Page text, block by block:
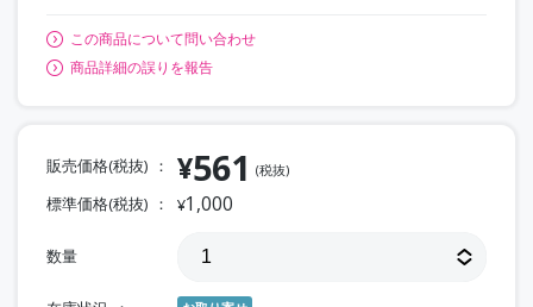
この商品について問い合わせ
商品詳細の誤りを報告
販売価格(税抜) ¥561 (税抜)
標準価格(税抜) ¥1,000
数量